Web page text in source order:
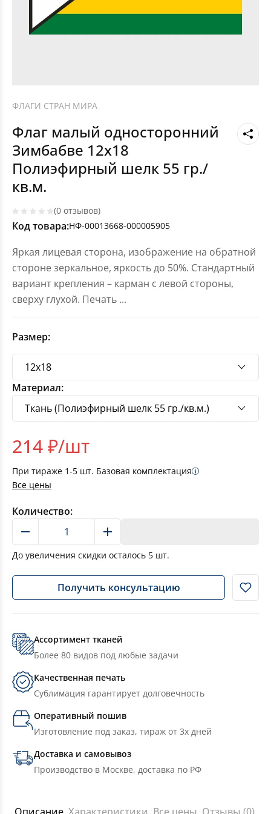
ФЛАГИ СТРАН МИРА
Флаг малый односторонний
Зимбабве 12х18
Полиэфирный шелк 55 гр./
кв.м.
(0 отзывов)
Код товара:НФ-00013668-000005905
Яркая лицевая сторона, изображение на обратной
стороне зеркальное, яркость до 50%. Стандартный
вариант крепления – карман с левой стороны,
сверху глухой. Печать ...
Размер:
Материал:
214₽/шт
При тираже 1-5 шт. Базовая комплектация
Все цены
Количество:
До увеличения скидки осталось 5 шт.
Получить консультацию
Ассортимент тканей
Более 80 видов под любые задачи
Качественная печать
Сублимация гарантирует долговечность
Оперативный пошив
Изготовление под заказ, тираж от 3х дней
Доставка и самовывоз
Производство в Москве, доставка по РФ